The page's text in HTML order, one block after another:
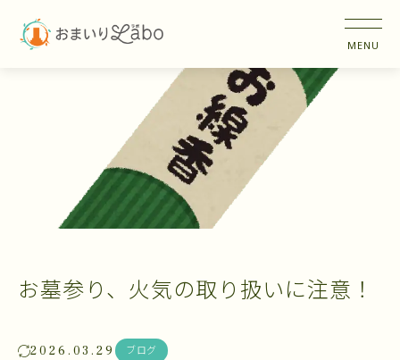
お墓参り、火気の取り扱いに注意！
2026.03.29 ブログ